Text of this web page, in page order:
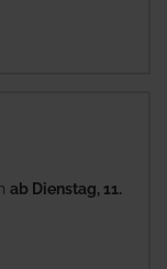
ab Dienstag, 11.